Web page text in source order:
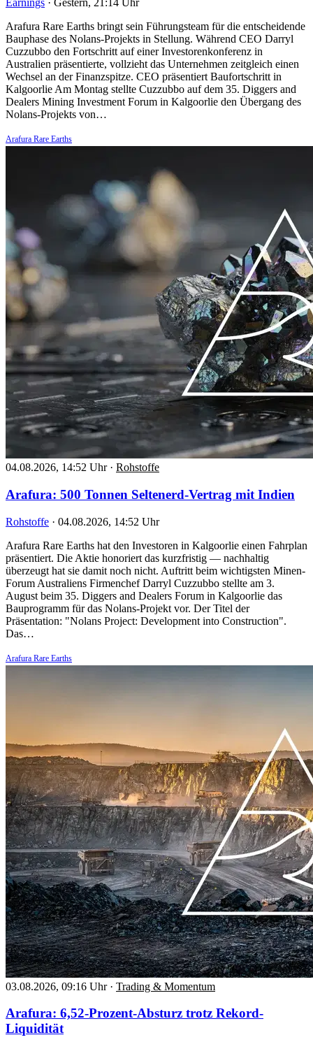
Earnings · Gestern, 21:14 Uhr
Arafura Rare Earths bringt sein Führungsteam für die entscheidende
Bauphase des Nolans-Projekts in Stellung. Während CEO Darryl
Cuzzubbo den Fortschritt auf einer Investorenkonferenz in
Australien präsentierte, vollzieht das Unternehmen zeitgleich einen
Wechsel an der Finanzspitze. CEO präsentiert Baufortschritt in
Kalgoorlie Am Montag stellte Cuzzubbo auf dem 35. Diggers and
Dealers Mining Investment Forum in Kalgoorlie den Übergang des
Nolans-Projekts von…
Arafura Rare Earths
04.08.2026, 14:52 Uhr · Rohstoffe
Arafura: 500 Tonnen Seltenerd-Vertrag mit Indien
Rohstoffe · 04.08.2026, 14:52 Uhr
Arafura Rare Earths hat den Investoren in Kalgoorlie einen Fahrplan
präsentiert. Die Aktie honoriert das kurzfristig — nachhaltig
überzeugt hat sie damit noch nicht. Auftritt beim wichtigsten Minen-
Forum Australiens Firmenchef Darryl Cuzzubbo stellte am 3.
August beim 35. Diggers and Dealers Forum in Kalgoorlie das
Bauprogramm für das Nolans-Projekt vor. Der Titel der
Präsentation: "Nolans Project: Development into Construction".
Das…
Arafura Rare Earths
03.08.2026, 09:16 Uhr · Trading & Momentum
Arafura: 6,52-Prozent-Absturz trotz Rekord-
Liquidität